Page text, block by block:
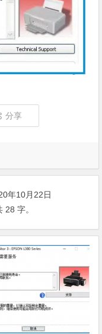
分享
年10月22日
28 字。